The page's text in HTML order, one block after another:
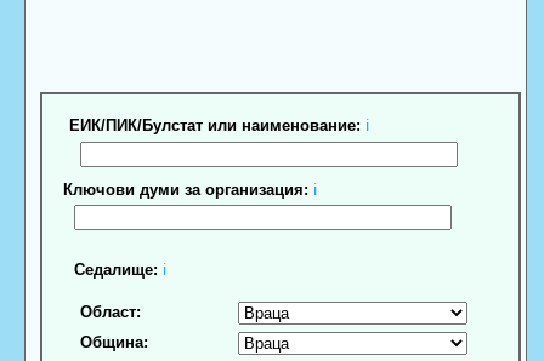
ЕИК/ПИК/Булстат или наименование: ℹ
Ключови думи за организация: ℹ
Седалище: ℹ
Област:
Община: